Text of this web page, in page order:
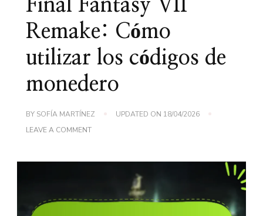
Final Fantasy VII
Remake: Cómo
utilizar los códigos de
monedero
BY SOFÍA MARTÍNEZ UPDATED ON 18/04/2026
LEAVE A COMMENTON
LOS